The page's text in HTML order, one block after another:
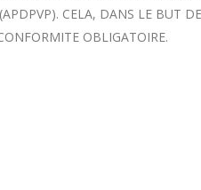
CELA, DANS LE BUT
OBLIGATOIRE.